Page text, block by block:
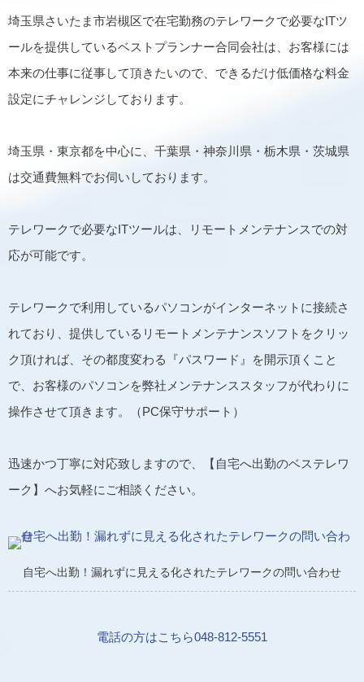
埼玉県さいたま市岩槻区で在宅勤務のテレワークで必要なITツ
ールを提供しているベストプランナー合同会社は、お客様には
本来の仕事に従事して頂きたいので、できるだけ低価格な料金
設定にチャレンジしております。
埼玉県・東京都を中心に、千葉県・神奈川県・栃木県・茨城県
は交通費無料でお伺いしております。
テレワークで必要なITツールは、リモートメンテナンスでの対
応が可能です。
テレワークで利用しているパソコンがインターネットに接続さ
れており、提供しているリモートメンテナンスソフトをクリッ
ク頂ければ、その都度変わる『パスワード』を開示頂くこと
で、お客様のパソコンを弊社メンテナンススタッフが代わりに
操作させて頂きます。（PC保守サポート）
迅速かつ丁寧に対応致しますので、【自宅へ出勤のベステレワ
ーク】へお気軽にご相談ください。
自宅へ出勤！漏れずに見える化されたテレワークの問い合わせ
電話の方はこちら048-812-5551